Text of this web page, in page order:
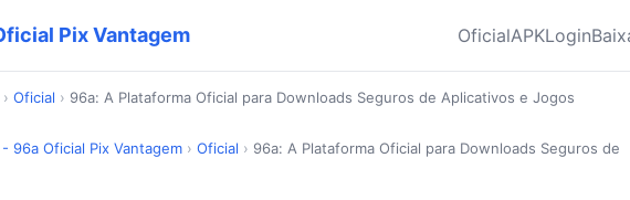
Pix Vantagem OficialAPKLogin
› Oficial › 96a: A Plataforma Oficial para Downloads Seguros de Aplicativos e Jogos
96a Oficial Pix Vantagem › Oficial › 96a: A Plataforma Oficial para Downloads Seguros de